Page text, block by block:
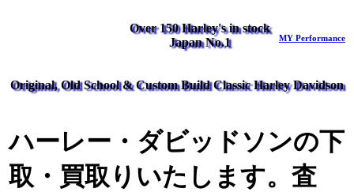
Over 150 Harley's in stock
Japan No.1
MY Performance
Original, Old School & Custom Build Classic Harley Davidson
ハーレー・ダビッドソンの下
取・買取りいたします。査